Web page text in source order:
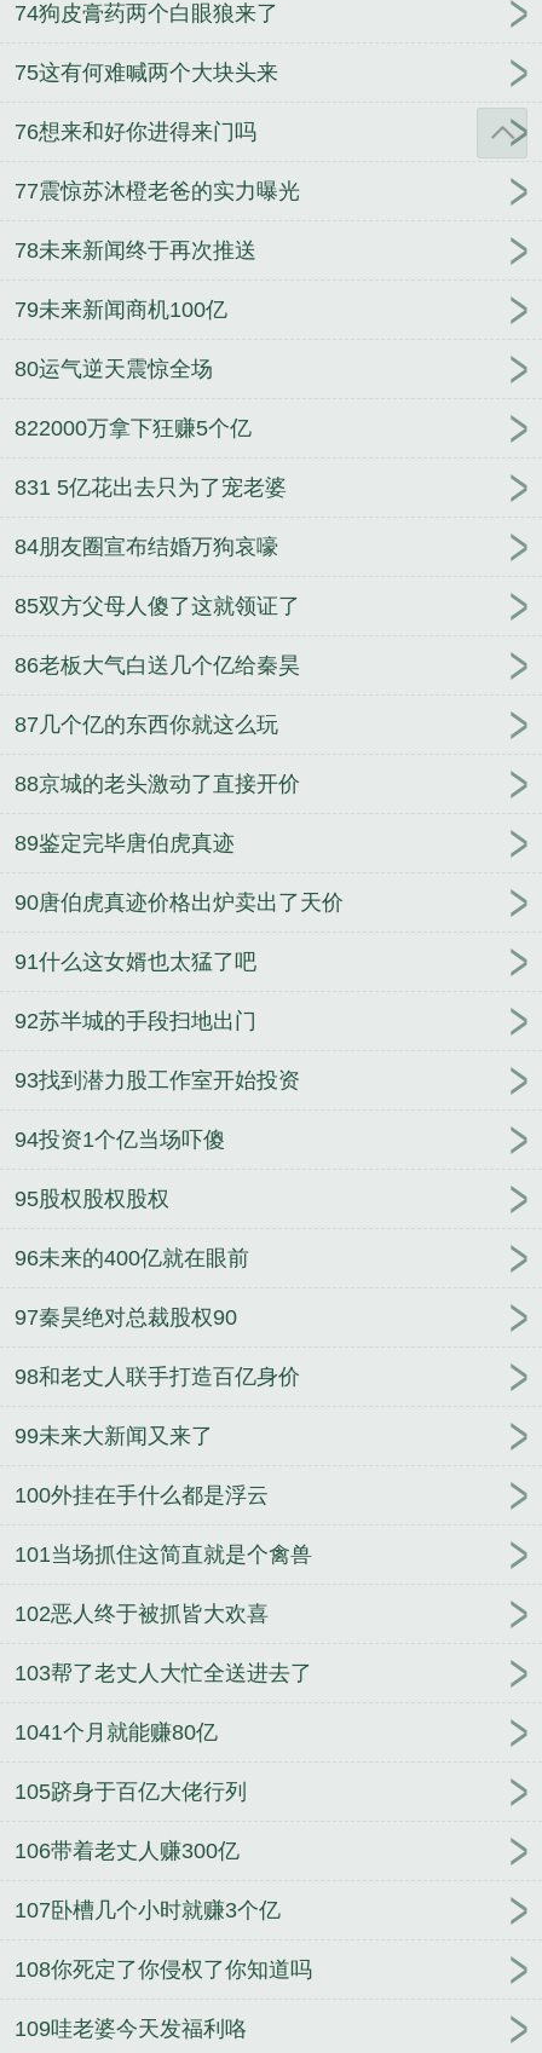
74狗皮膏药两个白眼狼来了
75这有何难喊两个大块头来
76想来和好你进得来门吗
77震惊苏沐橙老爸的实力曝光
78未来新闻终于再次推送
79未来新闻商机100亿
80运气逆天震惊全场
822000万拿下狂赚5个亿
831 5亿花出去只为了宠老婆
84朋友圈宣布结婚万狗哀嚎
85双方父母人傻了这就领证了
86老板大气白送几个亿给秦昊
87几个亿的东西你就这么玩
88京城的老头激动了直接开价
89鉴定完毕唐伯虎真迹
90唐伯虎真迹价格出炉卖出了天价
91什么这女婿也太猛了吧
92苏半城的手段扫地出门
93找到潜力股工作室开始投资
94投资1个亿当场吓傻
95股权股权股权
96未来的400亿就在眼前
97秦昊绝对总裁股权90
98和老丈人联手打造百亿身价
99未来大新闻又来了
100外挂在手什么都是浮云
101当场抓住这简直就是个禽兽
102恶人终于被抓皆大欢喜
103帮了老丈人大忙全送进去了
1041个月就能赚80亿
105跻身于百亿大佬行列
106带着老丈人赚300亿
107卧槽几个小时就赚3个亿
108你死定了你侵权了你知道吗
109哇老婆今天发福利咯